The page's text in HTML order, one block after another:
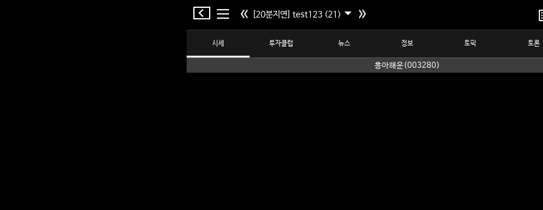
[20분지연] test123 (21)
시세 투자클럽 뉴스 정보 토픽 토론
흥아해운(003280)